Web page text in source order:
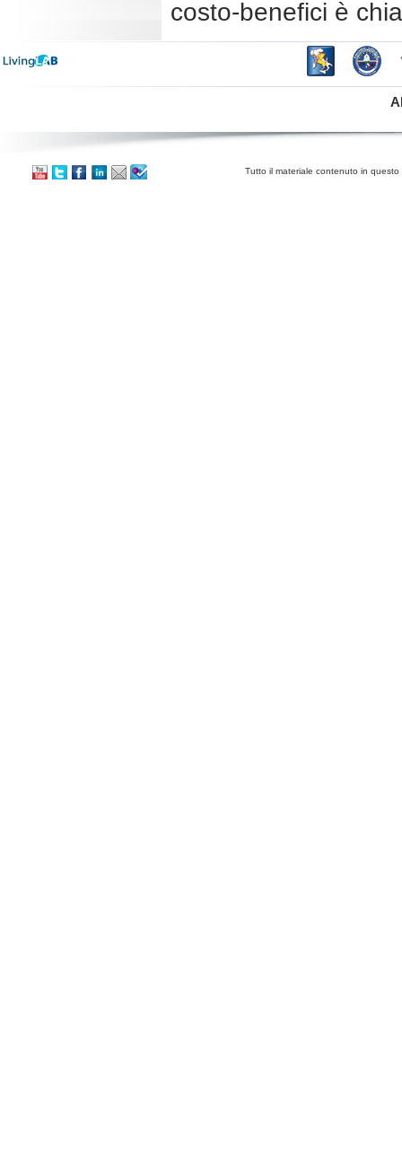
costo-benefici è
Tutto il materiale contenuto in